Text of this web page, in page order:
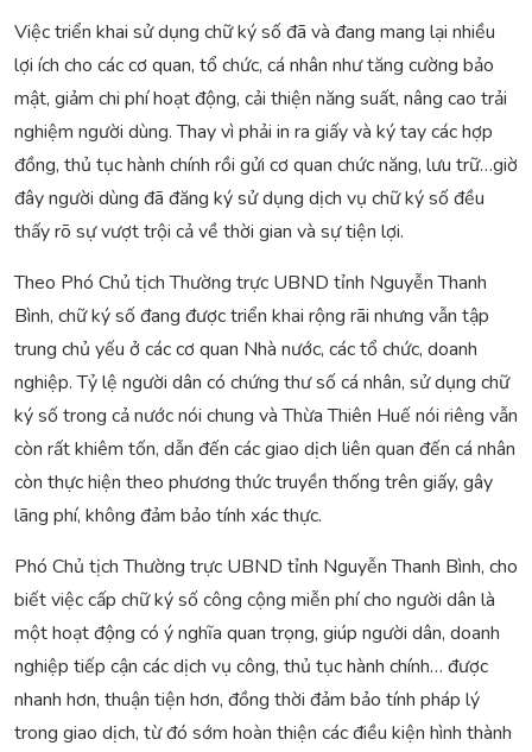
Việc triển khai sử dụng chữ ký số đã và đang mang lại nhiều
lợi ích cho các cơ quan, tổ chức, cá nhân như tăng cường bảo
mật, giảm chi phí hoạt động, cải thiện năng suất, nâng cao trải
nghiệm người dùng. Thay vì phải in ra giấy và ký tay các hợp
đồng, thủ tục hành chính rồi gửi cơ quan chức năng, lưu trữ…giờ
đây người dùng đã đăng ký sử dụng dịch vụ chữ ký số đều
thấy rõ sự vượt trội cả về thời gian và sự tiện lợi.
Theo Phó Chủ tịch Thường trực UBND tỉnh Nguyễn Thanh
Bình, chữ ký số đang được triển khai rộng rãi nhưng vẫn tập
trung chủ yếu ở các cơ quan Nhà nước, các tổ chức, doanh
nghiệp. Tỷ lệ người dân có chứng thư số cá nhân, sử dụng chữ
ký số trong cả nước nói chung và Thừa Thiên Huế nói riêng vẫn
còn rất khiêm tốn, dẫn đến các giao dịch liên quan đến cá nhân
còn thực hiện theo phương thức truyền thống trên giấy, gây
lãng phí, không đảm bảo tính xác thực.
Phó Chủ tịch Thường trực UBND tỉnh Nguyễn Thanh Bình, cho
biết việc cấp chữ ký số công cộng miễn phí cho người dân là
một hoạt động có ý nghĩa quan trọng, giúp người dân, doanh
nghiệp tiếp cận các dịch vụ công, thủ tục hành chính… được
nhanh hơn, thuận tiện hơn, đồng thời đảm bảo tính pháp lý
trong giao dịch, từ đó sớm hoàn thiện các điều kiện hình thành